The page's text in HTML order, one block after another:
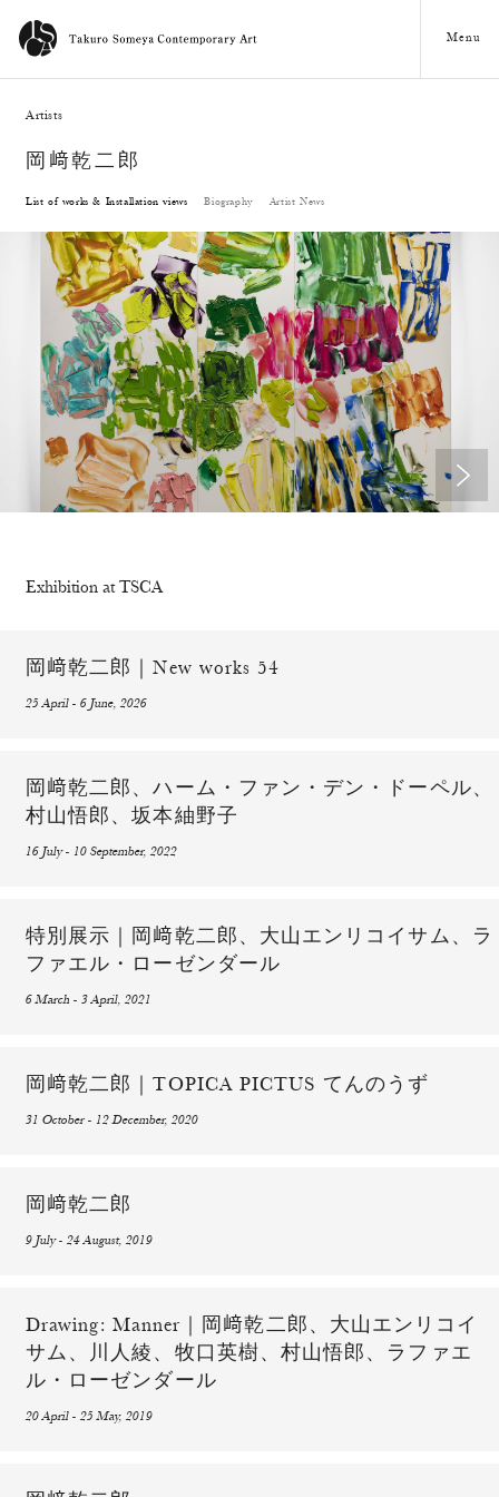
Menu
Artists
岡﨑乾二郎
List of works & Installation views Biography Artist News
Exhibition at TSCA
岡﨑乾二郎｜New works 54
25 April - 6 June, 2026
岡﨑乾⼆郎、ハーム・ファン・デン・ドーペル、
村⼭悟郎、坂本紬野⼦
16 July - 10 September, 2022
特別展示｜岡﨑乾二郎、大山エンリコイサム、ラ
ファエル・ローゼンダール
6 March - 3 April, 2021
岡﨑乾二郎｜TOPICA PICTUS てんのうず
31 October - 12 December, 2020
岡﨑乾二郎
9 July - 24 August, 2019
Drawing: Manner｜岡﨑乾二郎、大山エンリコイ
サム、川人綾、牧口英樹、村山悟郎、ラファエ
ル・ローゼンダール
20 April - 25 May, 2019